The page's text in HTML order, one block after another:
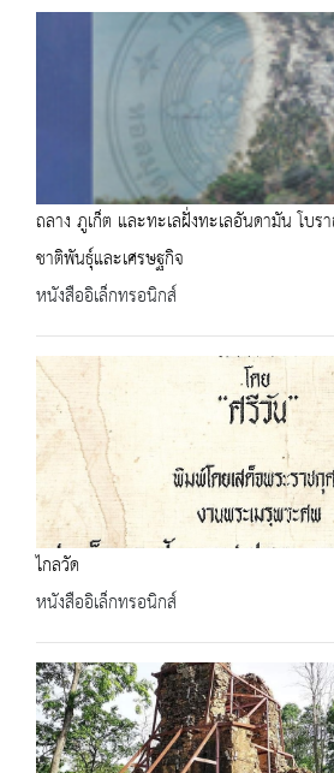
ถลาง ภูเก็ต และทะเลฝั่งทะเลอันดามัน โบ
ชาติพันธุ์และเศรษฐกิจ
หนังสืออิเล็กทรอนิกส์
ไกลวัด
หนังสืออิเล็กทรอนิกส์